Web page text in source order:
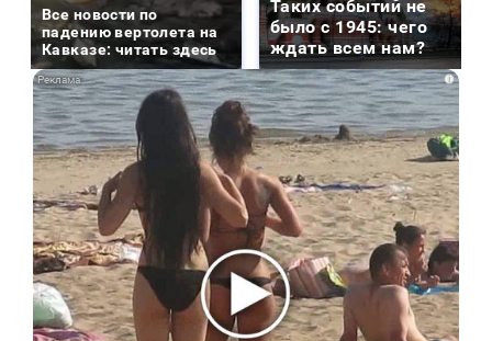
Все новости по
падению вертолета на
Кавказе: читать здесь
Таких событий не
было с 1945: чего
ждать всем нам?
i